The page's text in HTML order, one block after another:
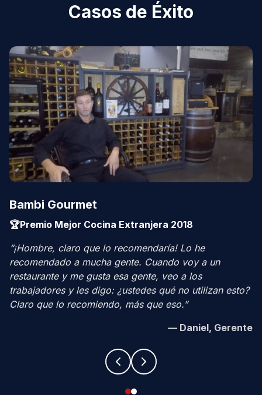
Casos de Éxito
Bambi Gourmet
🏆Premio Mejor Cocina Extranjera 2018
“¡Hombre, claro que lo recomendaría! Lo he
recomendado a mucha gente. Cuando voy a un
restaurante y me gusta esa gente, veo a los
trabajadores y les digo: ¿ustedes qué no utilizan esto?
Claro que lo recomiendo, más que eso.”
— Daniel, Gerente